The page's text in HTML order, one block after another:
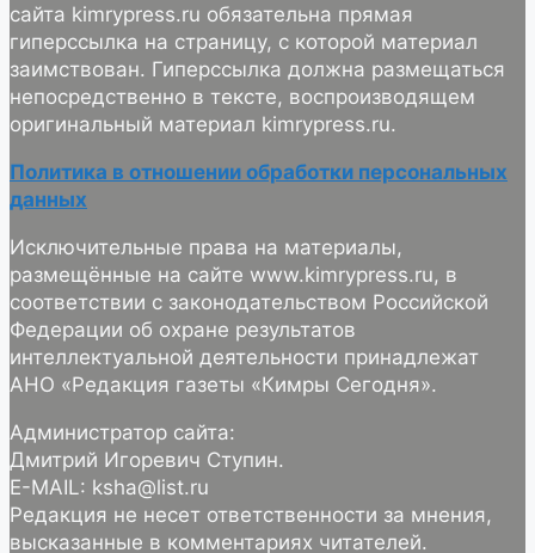
сайта kimrypress.ru обязательна прямая
гиперссылка на страницу, с которой материал
заимствован. Гиперссылка должна размещаться
непосредственно в тексте, воспроизводящем
оригинальный материал kimrypress.ru.
Политика в отношении обработки персональных
данных
Исключительные права на материалы,
размещённые на сайте www.kimrypress.ru, в
соответствии с законодательством Российской
Федерации об охране результатов
интеллектуальной деятельности принадлежат
АНО «Редакция газеты «Кимры Сегодня».
Администратор сайта:
Дмитрий Игоревич Ступин.
E-MAIL: ksha@list.ru
Редакция не несет ответственности за мнения,
высказанные в комментариях читателей.